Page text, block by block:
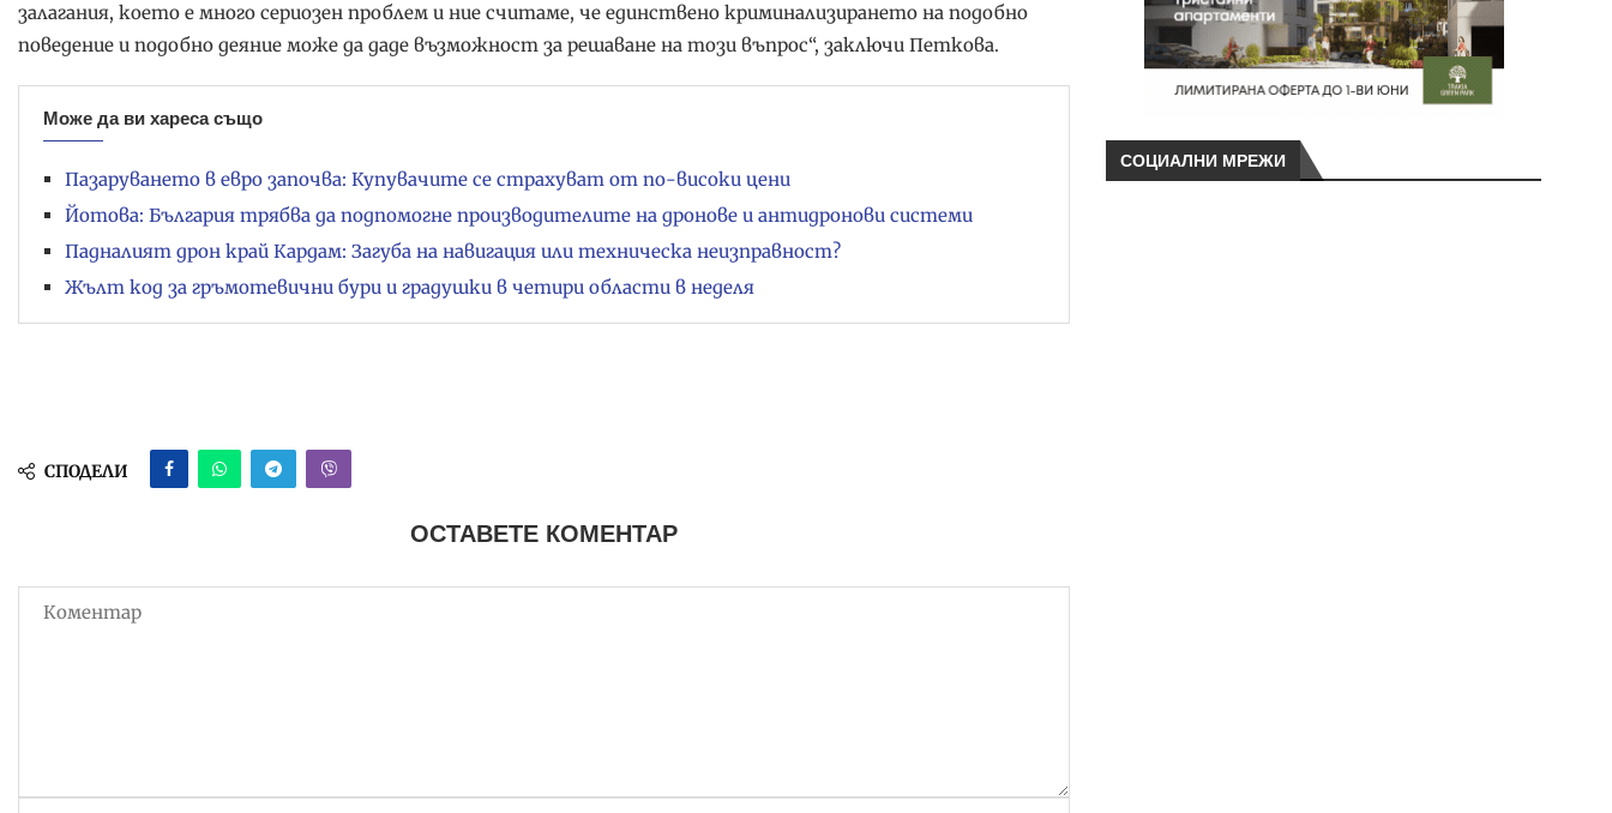
залагания, което е много сериозен проблем и ние считаме, че единствено криминализирането на подобно
поведение и подобно деяние може да даде възможност за решаване на този въпрос“, заключи Петкова.
Може да ви хареса също
Пазаруването в евро започва: Купувачите се страхуват от по-високи цени
Йотова: България трябва да подпомогне производителите на дронове и антидронови системи
Падналият дрон край Кардам: Загуба на навигация или техническа неизправност?
Жълт код за гръмотевични бури и градушки в четири области в неделя
СПОДЕЛИ
ОСТАВЕТЕ КОМЕНТАР
СОЦИАЛНИ МРЕЖИ